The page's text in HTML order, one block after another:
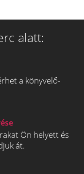
alatt:
a könyvelő-
Ön helyett és
át.